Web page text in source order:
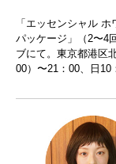
「エッセンシャル
パッケージ」（2〜4
ブにて。東京都港区
00）〜21：00、日